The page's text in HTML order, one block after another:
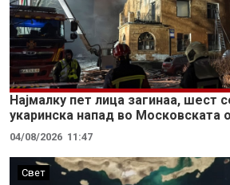
Најмалку пет лица загинаа, шест
укаринска напад во Московската
04/08/2026 11:47
Свет